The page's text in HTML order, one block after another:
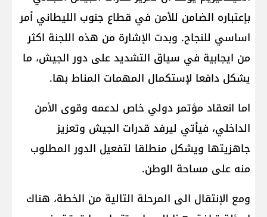
بإعتباره الضامن للأمن في قطاع جنوب الليطاني أمر
اساسي للنجاح. وبدت الإشارة من هذه اللجنة اكثر
من ايجابية في سياق التشديد على دور الجيش، ما
يشكل دافعا لإستكمال المهمات المناط بها.
اما انعقاد مؤتمر دولي خاص لدعمه وقوى الأمن
الداخلي، فيأتي ليرفد قدرات الجيش وتعزيز
جاهزيتها ويشكل منطلقا لتفعيل الدور المطلوب
منه على مساحة الوطن.
ومع الإنتقال الى المرحلة التالية من الخطة، هناك